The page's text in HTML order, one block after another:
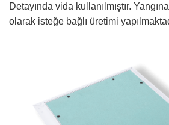
Detayında vida kullanılmıştır.
olarak isteğe bağlı üretimi